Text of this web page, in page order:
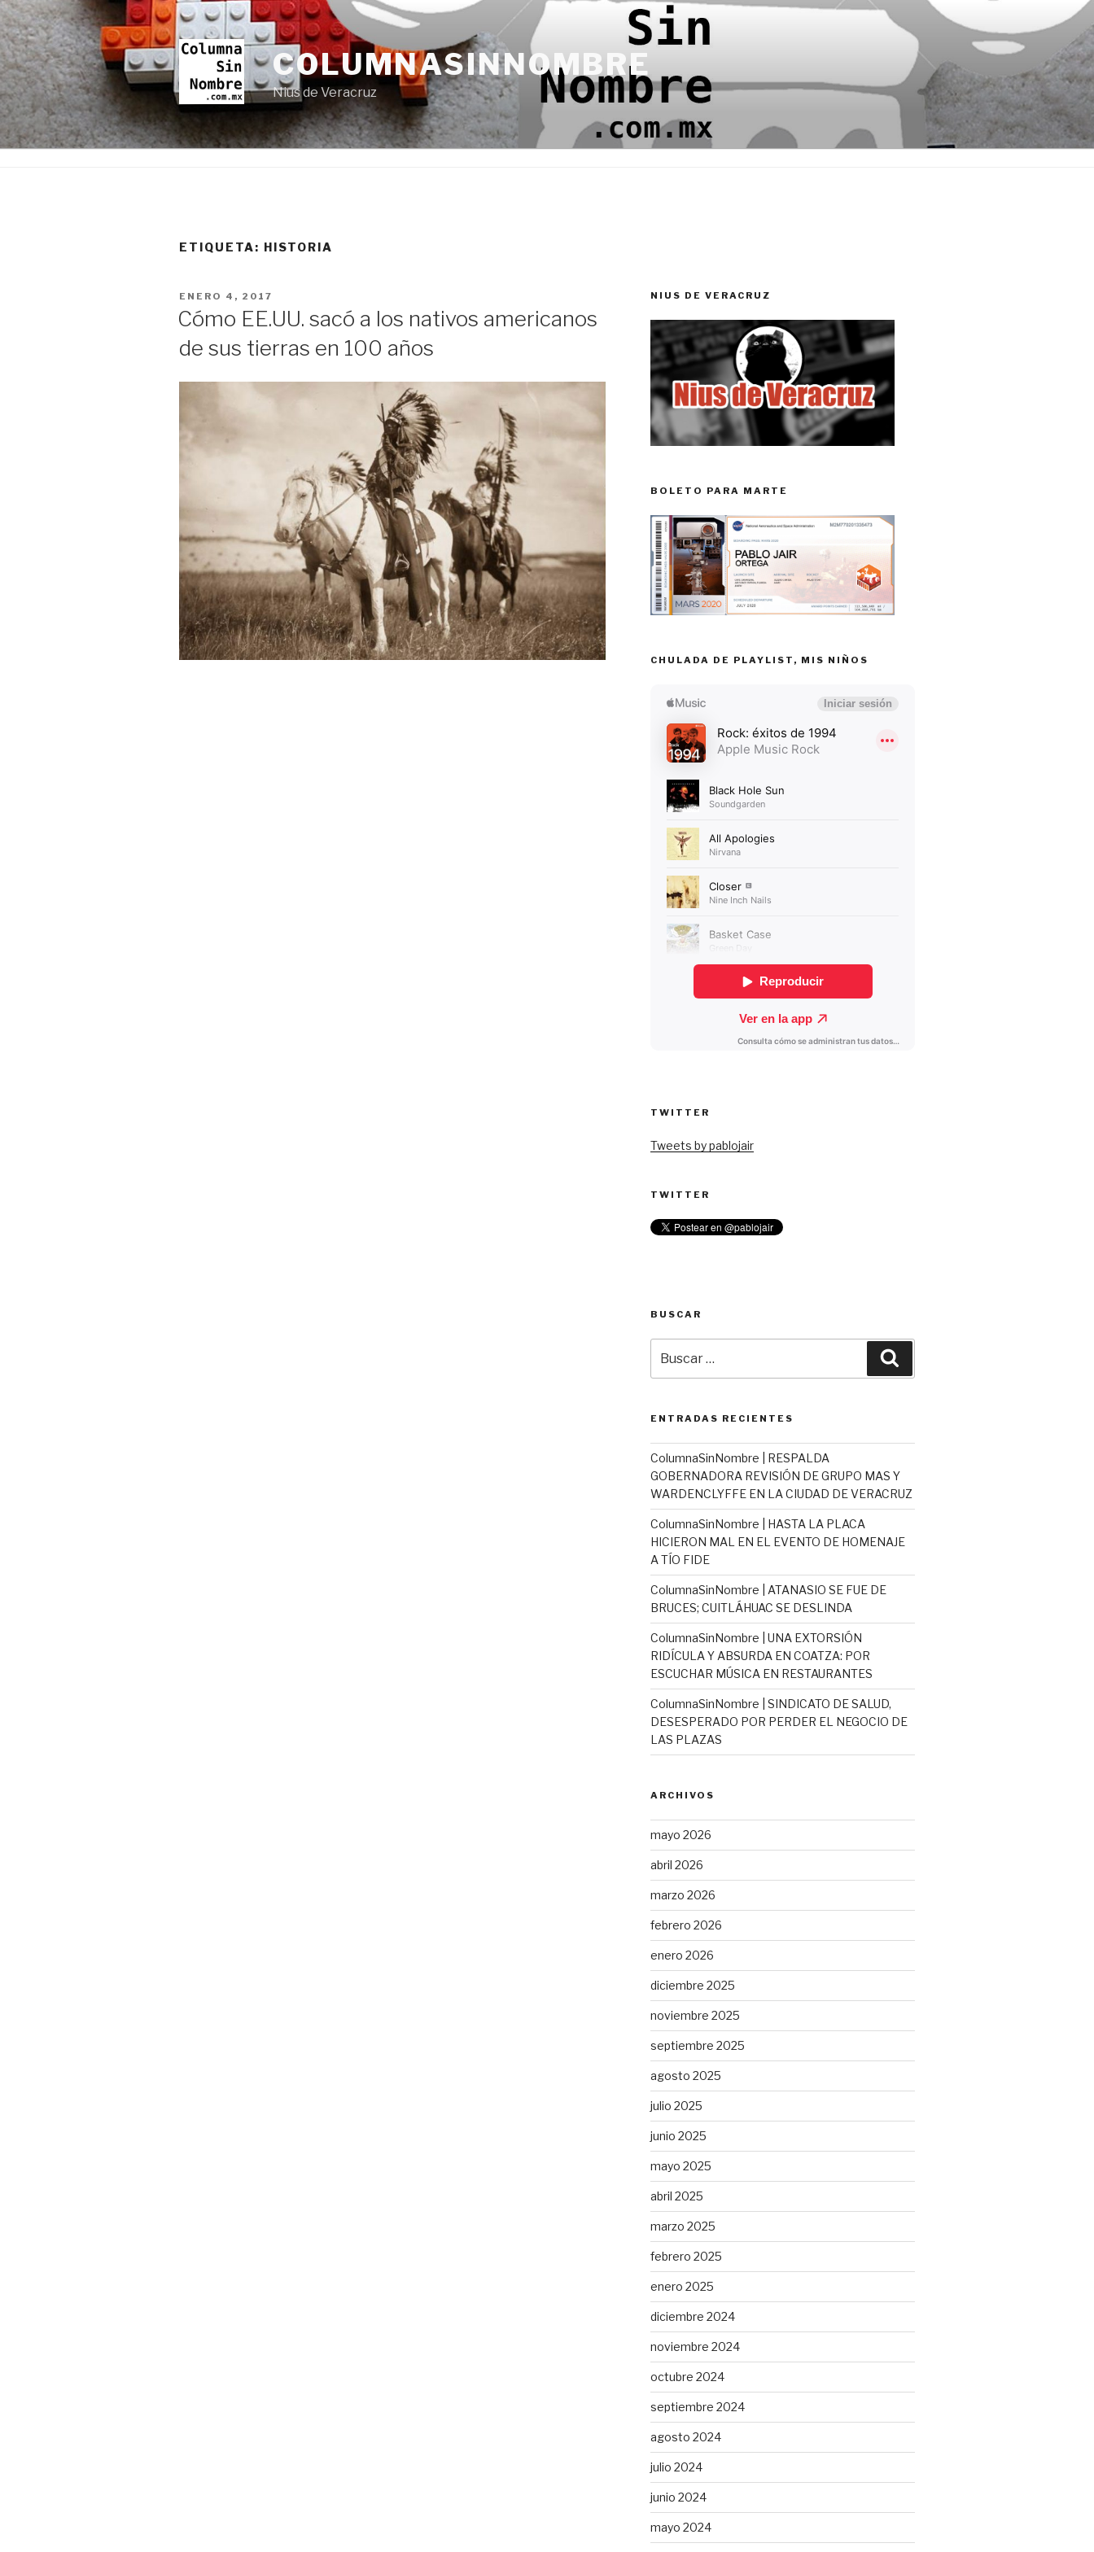
Ir
al
contenido
COLUMNASINNOMBRE
Nius de Veracruz
ETIQUETA: HISTORIA
PUBLICADO
ENERO 4, 2017
Cómo EE.UU. sacó a los nativos americanos
de sus tierras en 100 años
NIUS DE VERACRUZ
BOLETO PARA MARTE
CHULADA DE PLAYLIST, MIS NIÑOS
TWITTER
Tweets by pablojair
TWITTER
BUSCAR
por:
ENTRADAS RECIENTES
ColumnaSinNombre | RESPALDA
GOBERNADORA REVISIÓN DE GRUPO MAS Y
WARDENCLYFFE EN LA CIUDAD DE VERACRUZ
ColumnaSinNombre | HASTA LA PLACA
HICIERON MAL EN EL EVENTO DE HOMENAJE
A TÍO FIDE
ColumnaSinNombre | ATANASIO SE FUE DE
BRUCES; CUITLÁHUAC SE DESLINDA
ColumnaSinNombre | UNA EXTORSIÓN
RIDÍCULA Y ABSURDA EN COATZA: POR
ESCUCHAR MÚSICA EN RESTAURANTES
ColumnaSinNombre | SINDICATO DE SALUD,
DESESPERADO POR PERDER EL NEGOCIO DE
LAS PLAZAS
ARCHIVOS
mayo 2026
abril 2026
marzo 2026
febrero 2026
enero 2026
diciembre 2025
noviembre 2025
septiembre 2025
agosto 2025
julio 2025
junio 2025
mayo 2025
abril 2025
marzo 2025
febrero 2025
enero 2025
diciembre 2024
noviembre 2024
octubre 2024
septiembre 2024
agosto 2024
julio 2024
junio 2024
mayo 2024